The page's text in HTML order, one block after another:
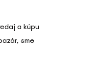
a kúpu
sme